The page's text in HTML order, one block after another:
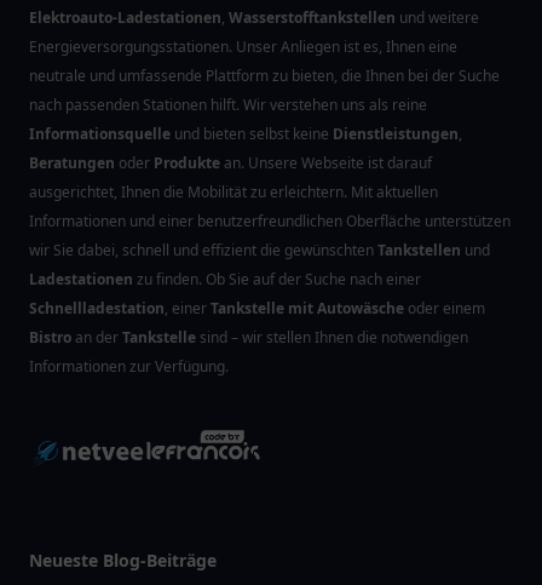
Elektroauto-Ladestationen, Wasserstofftankstellen und weitere
Energieversorgungsstationen. Unser Anliegen ist es, Ihnen eine
neutrale und umfassende Plattform zu bieten, die Ihnen bei der Suche
nach passenden Stationen hilft. Wir verstehen uns als reine
Informationsquelle und bieten selbst keine Dienstleistungen,
Beratungen oder Produkte an. Unsere Webseite ist darauf
ausgerichtet, Ihnen die Mobilität zu erleichtern. Mit aktuellen
Informationen und einer benutzerfreundlichen Oberfläche unterstützen
wir Sie dabei, schnell und effizient die gewünschtenTankstellen und
Ladestationen zu finden. Ob Sie auf der Suche nach einer
Schnellladestation, einerTankstelle mit Autowäsche oder einem
Bistro an derTankstelle sind – wir stellen Ihnen die notwendigen
Informationen zur Verfügung.
Neueste Blog-Beiträge